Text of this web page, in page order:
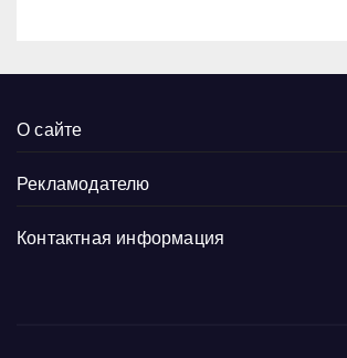
О сайте
Рекламодателю
Контактная информация